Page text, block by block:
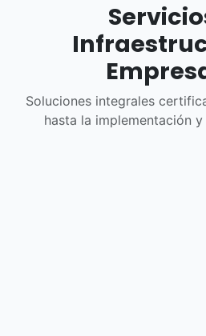
Soluciones integrales
hasta la implementación